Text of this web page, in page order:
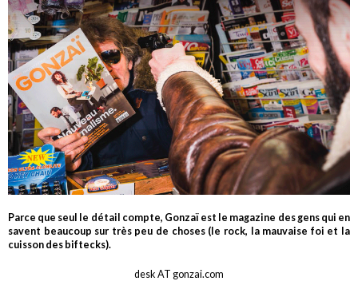
Parce que seul le détail compte, Gonzaï est le magazine des gens qui en
savent beaucoup sur très peu de choses (le rock, la mauvaise foi et la
cuisson des biftecks).
desk AT gonzai.com